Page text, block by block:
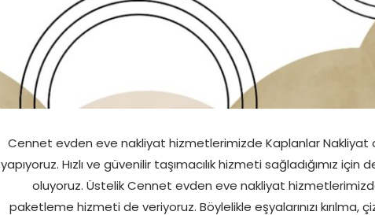
Cennet evden eve nakliyat hizmetlerimizde Kaplanlar Nakliyat
yapıyoruz. Hızlı ve güvenilir taşımacılık hizmeti sağladığımız
oluyoruz. Üstelik Cennet evden eve nakliyat
paketleme hizmeti de veriyoruz. Böylelikle eşyalarınızı kırılma,